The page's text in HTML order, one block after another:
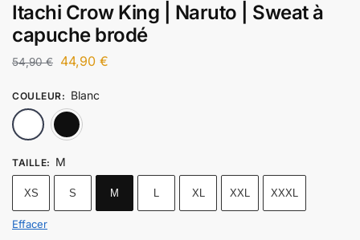
Itachi Crow King | Naruto | Sweat à
capuche brodé
54,90€ 44,90 €
COULEUR: Blanc
TAILLE: M
XS S M L XL XXL XXXL
Effacer